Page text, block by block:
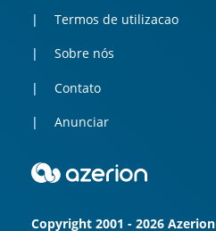
Termos de utilizacao
Sobre nós
Contato
Anunciar
Copyright 2001 - 2026 Azerion